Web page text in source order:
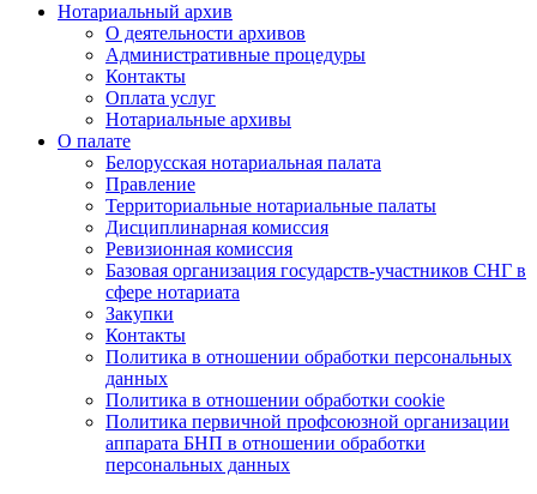
Нотариальный архив
О деятельности архивов
Административные процедуры
Контакты
Оплата услуг
Нотариальные архивы
О палате
Белорусская нотариальная палата
Правление
Территориальные нотариальные палаты
Дисциплинарная комиссия
Ревизионная комиссия
Базовая организация государств-участников СНГ в
сфере нотариата
Закупки
Контакты
Политика в отношении обработки персональных
данных
Политика в отношении обработки cookie
Политика первичной профсоюзной организации
аппарата БНП в отношении обработки
персональных данных